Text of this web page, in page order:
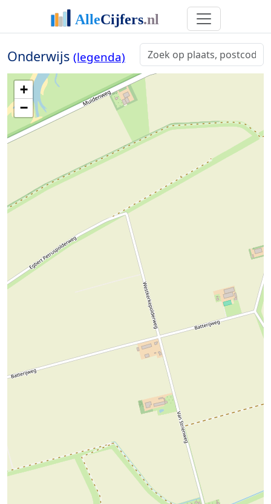
Onderwijs (legenda)
+
−